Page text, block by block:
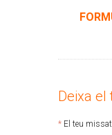
Deixa el
El teu